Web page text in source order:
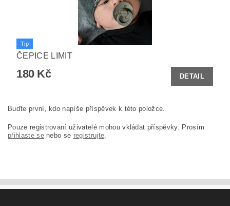
Tip
ČEPICE LIMIT
180 Kč DETAIL
Buďte první, kdo napíše příspěvek k této položce.
Pouze registrovaní uživatelé mohou vkládat příspěvky. Prosím
přihlaste senebo se registrujte